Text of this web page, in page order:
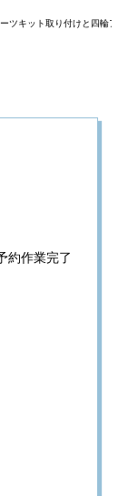
ツキット取り付けと四輪ア
約作業完了